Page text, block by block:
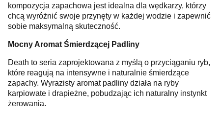
kompozycja zapachowa jest idealna dla wędkarzy, którzy
chcą wyróżnić swoje przynęty w każdej wodzie i zapewnić
sobie maksymalną skuteczność.
Mocny Aromat Śmierdzącej Padliny
Death to seria zaprojektowana z myślą o przyciąganiu ryb,
które reagują na intensywne i naturalnie śmierdzące
zapachy. Wyrazisty aromat padliny działa na ryby
karpiowate i drapieżne, pobudzając ich naturalny instynkt
żerowania.